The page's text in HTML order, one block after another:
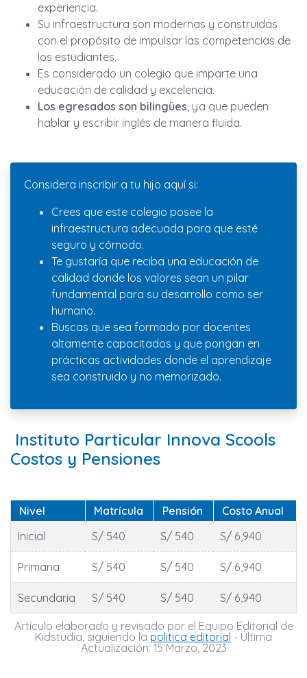
experiencia.
Su infraestructura son modernas y construidas
con el propósito de impulsar las competencias de
los estudiantes.
Es considerado un colegio que imparte una
educación de calidad y excelencia.
Los egresados son bilingües, ya que pueden
hablar y escribir inglés de manera fluida.
Considera inscribir a tu hijo aquí si:
Crees que este colegio posee la
infraestructura adecuada para que esté
seguro y cómodo.
Te gustaría que reciba una educación de
calidad donde los valores sean un pilar
fundamental para su desarrollo como ser
humano.
Buscas que sea formado por docentes
altamente capacitados y que pongan en
prácticas actividades donde el aprendizaje
sea construido y no memorizado.
Instituto Particular Innova Scools
Costos y Pensiones
Nivel Matrícula Pensión
Costo Anual
Inicial
S/ 540 S/ 540 S/ 6,940
Primaria S/ 540 S/ 540 S/ 6,940
Secundaria S/ 540 S/ 540 S/ 6,940
Artículo elaborado y revisado por el Equipo Editorial de
Kidstudia, siguiendo la politica editorial - Última
Actualización: 15 Marzo, 2023